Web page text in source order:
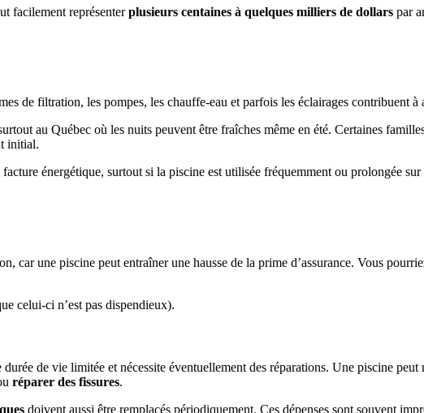
facilement représenterplusieurs centaines à quelques milliers de dollars par
de filtration, les pompes, les chauffe-eau et parfois les éclairages contribuent à
au Québec où les nuits peuvent être fraîches même en été. Certaines
initial.
énergétique, surtout si la piscine est utilisée fréquemment ou prolongée sur
car une piscine peut entraîner une hausse de la prime d’assurance. Vous
celui-ci n’est pas dispendieux).
de vie limitée et nécessite éventuellement des réparations. Une piscine
réparer des fissures.
doivent aussi être remplacés périodiquement. Ces dépenses sont souvent